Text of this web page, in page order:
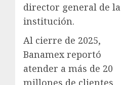
director general de la
institución.
Al cierre de 2025,
Banamex reportó
atender a más de 20